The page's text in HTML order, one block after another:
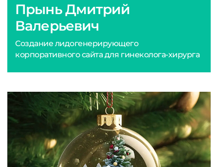
Прынь Дмитрий
Валерьевич
Создание лидогенерирующего
корпоративного сайта для гинеколога-хирурга